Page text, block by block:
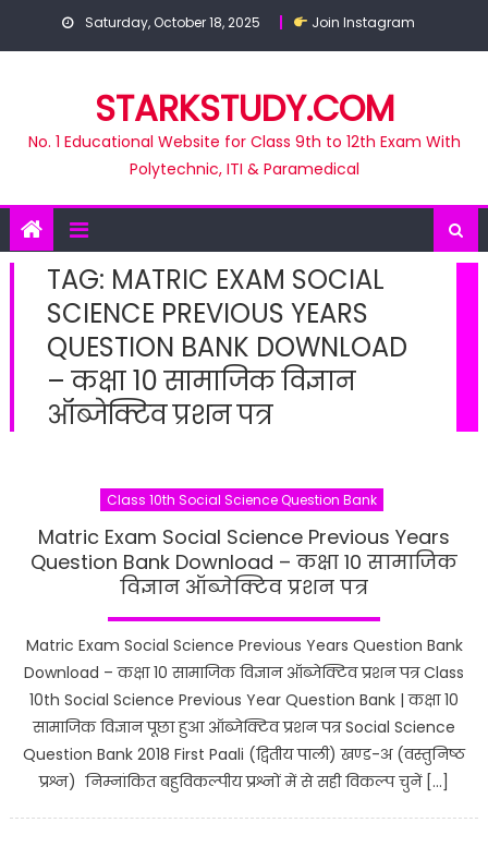
Saturday, October 18, 2025 Join Instagram
STARKSTUDY.COM
No. 1 Educational Website for Class 9th to 12th Exam With
Polytechnic, ITI & Paramedical
TAG: MATRIC EXAM SOCIAL
SCIENCE PREVIOUS YEARS
QUESTION BANK DOWNLOAD
– कक्षा 10 सामाजिक विज्ञान
ऑब्जेक्टिव प्रशन पत्र
Class 10th Social Science Question Bank
Matric Exam Social Science Previous Years
Question Bank Download – कक्षा 10 सामाजिक
विज्ञान ऑब्जेक्टिव प्रशन पत्र
Matric Exam Social Science Previous Years Question Bank
Download – कक्षा 10 सामाजिक विज्ञान ऑब्जेक्टिव प्रशन पत्र Class
10th Social Science Previous Year Question Bank | कक्षा 10
सामाजिक विज्ञान पूछा हुआ ऑब्जेक्टिव प्रशन पत्र Social Science
Question Bank 2018 First Paali (द्वितीय पाली) खण्ड-अ (वस्तुनिष्ठ
प्रश्न) निम्नांकित बहुविकल्पीय प्रश्नों में से सही विकल्प चुनें […]